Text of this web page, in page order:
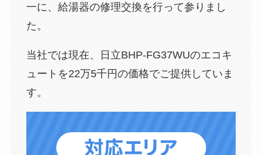
一に、給湯器の修理交換を行って参りまし
た。
当社では現在、日立BHP-FG37WUのエコキ
ュートを22万5千円の価格でご提供していま
す。